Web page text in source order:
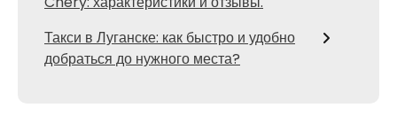
Такси в Луганске: как быстро и удобно
добраться до нужного места?